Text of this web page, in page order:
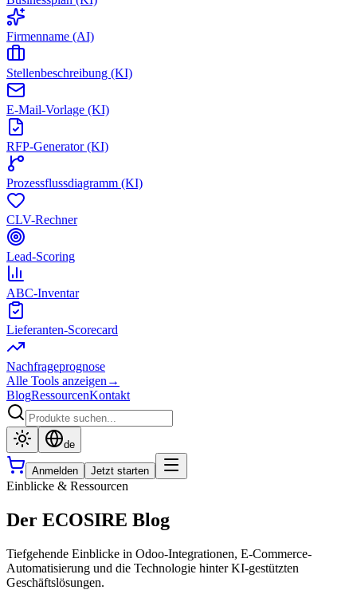
Firmenname (AI)
Stellenbeschreibung (KI)
E-Mail-Vorlage (KI)
RFP-Generator (KI)
Prozessflussdiagramm (KI)
CLV-Rechner
Lead-Scoring
ABC-Inventar
Lieferanten-Scorecard
Nachfrageprognose
Alle Tools anzeigen →
BlogRessourcenKontakt
de
Anmelden Jetzt starten
Einblicke & Ressourcen
Der ECOSIRE Blog
Tiefgehende Einblicke in Odoo-Integrationen, E-Commerce-
Automatisierung und die Technologie hinter KI-gestützten
Geschäftslösungen.